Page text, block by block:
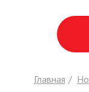
Главная